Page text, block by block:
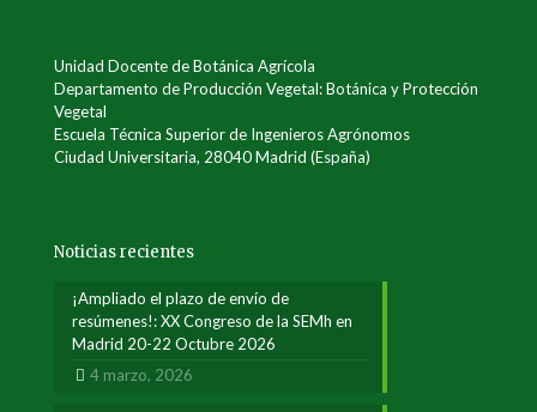
Unidad Docente de Botánica Agrícola
Departamento de Producción Vegetal: Botánica y Protección
Vegetal
Escuela Técnica Superior de Ingenieros Agrónomos
Ciudad Universitaria, 28040 Madrid (España)
Noticias recientes
¡Ampliado el plazo de envío de
resúmenes!: XX Congreso de la SEMh en
Madrid 20-22 Octubre 2026
4 marzo, 2026